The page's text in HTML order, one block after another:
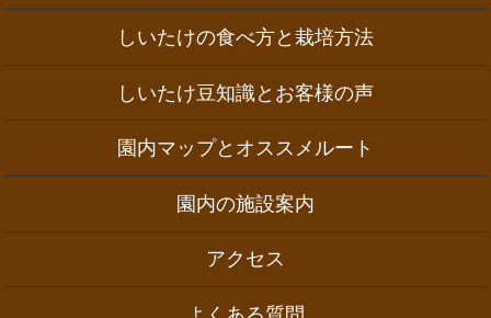
しいたけの食べ方と栽培方法
しいたけ豆知識とお客様の声
園内マップとオススメルート
園内の施設案内
アクセス